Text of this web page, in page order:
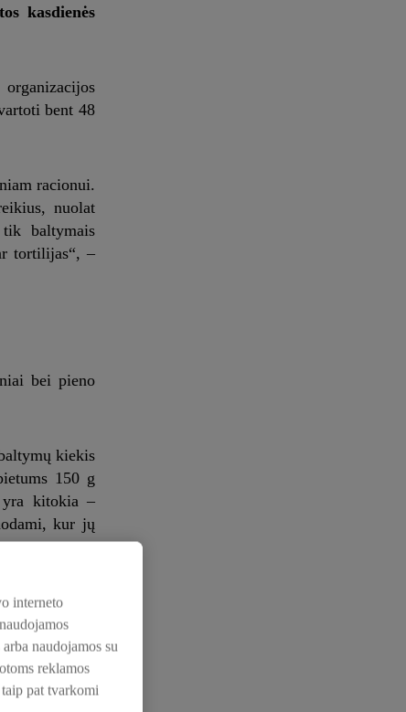
kasdienės
bent 48
racionui.
nuolat
baltymais
tortilijas“, –
bei pieno
kiekis
150 g
yra kitokia –
kur jų
pasirinkimą
pasiūla
kelionėje“, –
interneto
naudojamos su
reklamos
pat tvarkomi